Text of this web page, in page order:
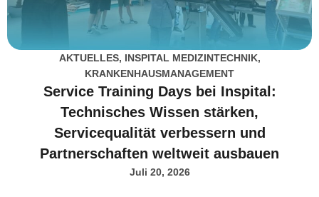
AKTUELLES, INSPITAL MEDIZINTECHNIK,
KRANKENHAUSMANAGEMENT
Service Training Days bei Inspital:
Technisches Wissen stärken,
Servicequalität verbessern und
Partnerschaften weltweit ausbauen
Juli 20, 2026